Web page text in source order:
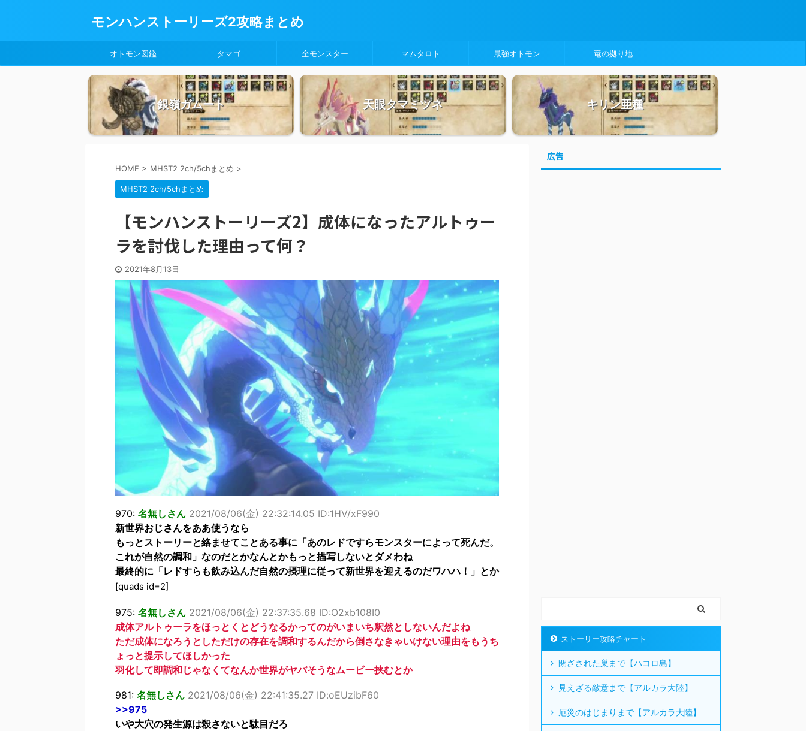
モンハンストーリーズ2攻略まとめ
オトモン図鑑 タマゴ 全モンスター マムタロト 最強オトモン 竜の拠り地
銀嶺ガムート 天眼タマミツネ キリン亜種
HOME > MHST2 2ch/5chまとめ >
MHST2 2ch/5chまとめ
【モンハンストーリーズ2】成体になったアルトゥー
ラを討伐した理由って何？
2021年8月13日
970: 名無しさん 2021/08/06(金) 22:32:14.05 ID:1HV/xF990
新世界おじさんをああ使うなら
もっとストーリーと絡ませてことある事に「あのレドですらモンスターによって死んだ。
これが自然の調和」なのだとかなんとかもっと描写しないとダメわね
最終的に「レドすらも飲み込んだ自然の摂理に従って新世界を迎えるのだワハハ！」とか
[quads id=2]
975: 名無しさん 2021/08/06(金) 22:37:35.68 ID:O2xb108I0
成体アルトゥーラをほっとくとどうなるかってのがいまいち釈然としないんだよね
ただ成体になろうとしただけの存在を調和するんだから倒さなきゃいけない理由をもうち
ょっと提示してほしかった
羽化して即調和じゃなくてなんか世界がヤバそうなムービー挟むとか
981: 名無しさん 2021/08/06(金) 22:41:35.27 ID:oEUzibF60
>>975
いや大穴の発生源は殺さないと駄目だろ
広告
ストーリー攻略チャート
閉ざされた巣まで【ハコロ島】
見えざる敵意まで【アルカラ大陸】
厄災のはじまりまで【アルカラ大陸】